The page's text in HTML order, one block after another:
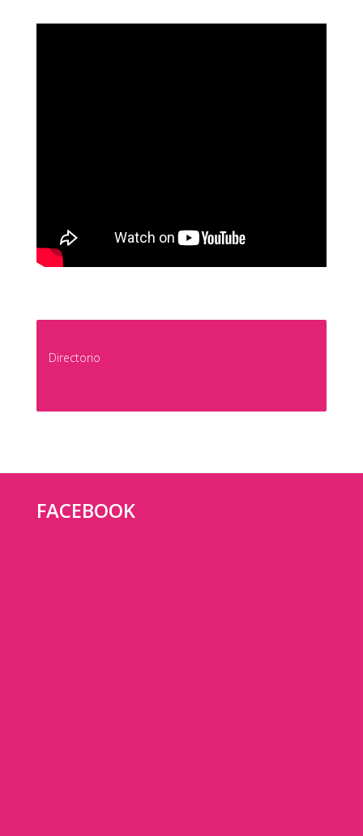
Directorio
FACEBOOK